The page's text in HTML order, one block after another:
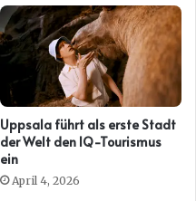
Uppsala führt als erste Stadt
der Welt den IQ-Tourismus
ein
April 4, 2026